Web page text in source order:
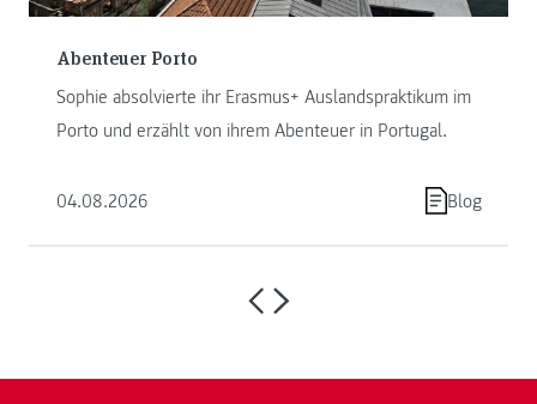
Abenteuer Porto
Sophie absolvierte ihr Erasmus+ Auslandspraktikum im
Porto und erzählt von ihrem Abenteuer in Portugal.
04.08.2026 Blog